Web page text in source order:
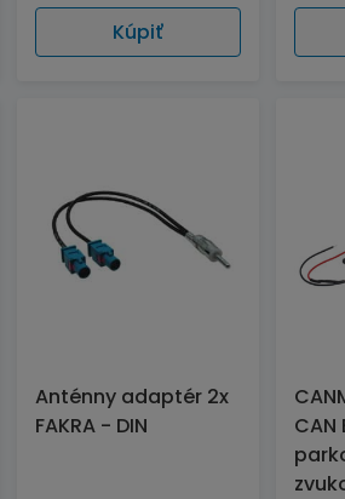
Kúpiť
Anténny adaptér 2x
FAKRA - DIN